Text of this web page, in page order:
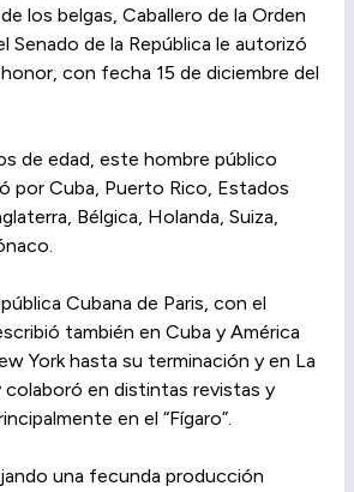
los belgas, Caballero de la Orden
Senado de la República le autorizó
con fecha 15 de diciembre del
de edad, este hombre público
por Cuba, Puerto Rico, Estados
Bélgica, Holanda, Suiza,
Cubana de Paris, con el
también en Cuba y América
York hasta su terminación y en La
colaboró en distintas revistas y
en el “Fígaro”.
una fecunda producción